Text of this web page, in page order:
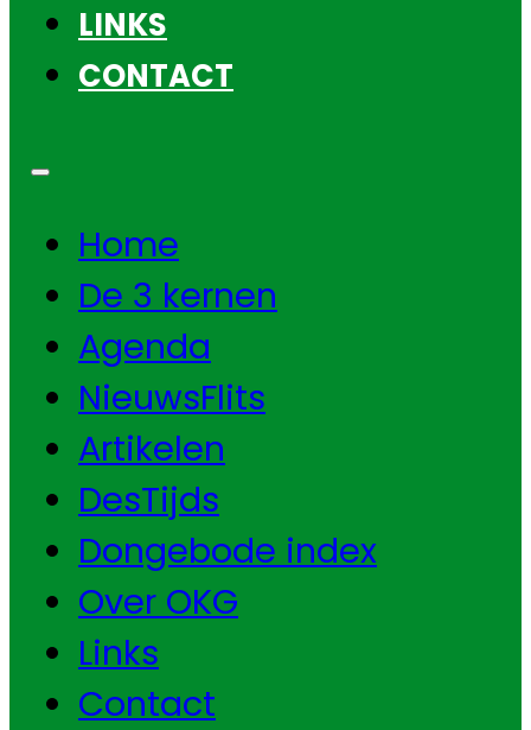
LINKS
CONTACT
Home
De 3 kernen
Agenda
NieuwsFlits
Artikelen
DesTijds
Dongebode index
Over OKG
Links
Contact